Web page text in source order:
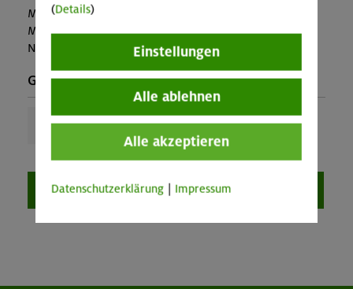
Mitglieder:
Mitglieder anderer Sektion:
78,00 €
Nichtmitglieder:
90,00 €
Gewünschte Teilnehmerzahl:
Buchen
(Details)
Einstellungen
Alle ablehnen
Alle akzeptieren
Datenschutzerklärung Impressum